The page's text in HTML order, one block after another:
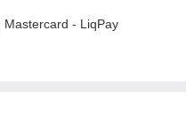
Mastercard - LiqPay